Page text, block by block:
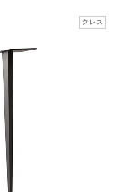
クレス